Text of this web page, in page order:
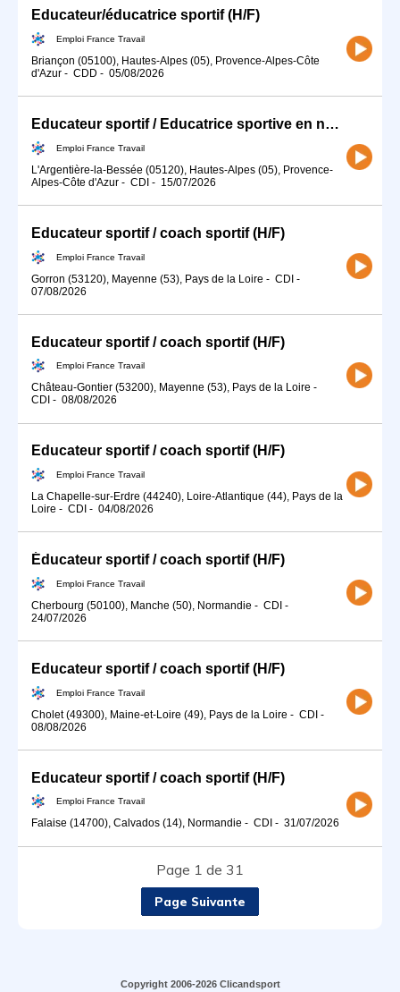
Educateur/éducatrice sportif (H/F)
Emploi France Travail
Briançon (05100), Hautes-Alpes (05), Provence-Alpes-Côte
d'Azur - CDD - 05/08/2026
Educateur sportif / Educatrice sportive en natation
Emploi France Travail
L'Argentière-la-Bessée (05120), Hautes-Alpes (05), Provence-
Alpes-Côte d'Azur - CDI - 15/07/2026
Educateur sportif / coach sportif (H/F)
Emploi France Travail
Gorron (53120), Mayenne (53), Pays de la Loire - CDI -
07/08/2026
Educateur sportif / coach sportif (H/F)
Emploi France Travail
Château-Gontier (53200), Mayenne (53), Pays de la Loire -
CDI - 08/08/2026
Educateur sportif / coach sportif (H/F)
Emploi France Travail
La Chapelle-sur-Erdre (44240), Loire-Atlantique (44), Pays de la
Loire - CDI - 04/08/2026
Éducateur sportif / coach sportif (H/F)
Emploi France Travail
Cherbourg (50100), Manche (50), Normandie - CDI -
24/07/2026
Educateur sportif / coach sportif (H/F)
Emploi France Travail
Cholet (49300), Maine-et-Loire (49), Pays de la Loire - CDI -
08/08/2026
Educateur sportif / coach sportif (H/F)
Emploi France Travail
Falaise (14700), Calvados (14), Normandie - CDI - 31/07/2026
Page 1 de 31
Page Suivante
Copyright 2006-2026 Clicandsport